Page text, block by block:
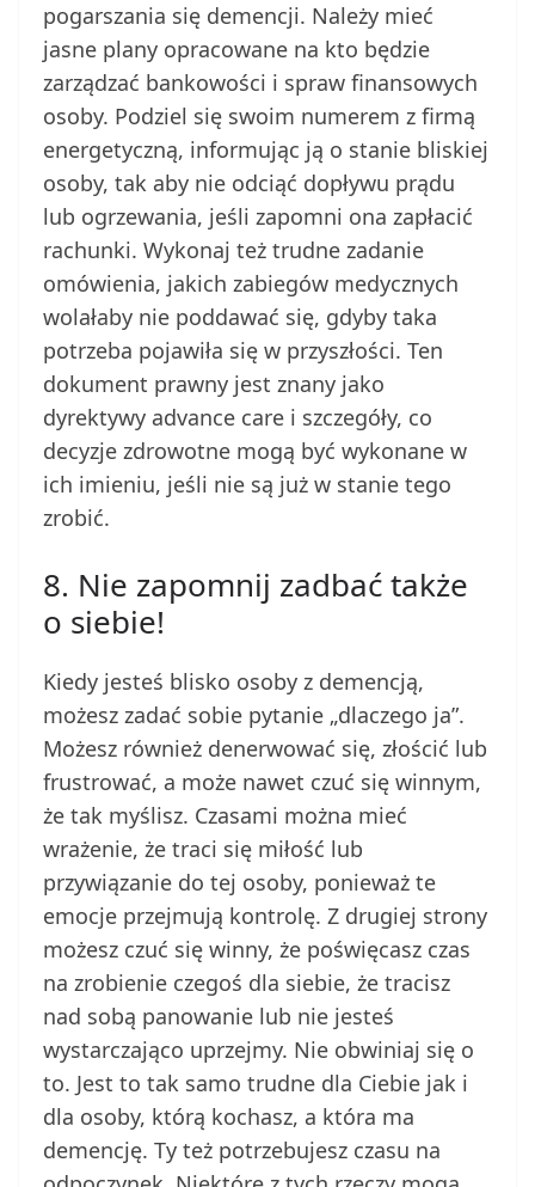
pogarszania się demencji. Należy mieć
jasne plany opracowane na kto będzie
zarządzać bankowości i spraw finansowych
osoby. Podziel się swoim numerem z firmą
energetyczną, informując ją o stanie bliskiej
osoby, tak aby nie odciąć dopływu prądu
lub ogrzewania, jeśli zapomni ona zapłacić
rachunki. Wykonaj też trudne zadanie
omówienia, jakich zabiegów medycznych
wolałaby nie poddawać się, gdyby taka
potrzeba pojawiła się w przyszłości. Ten
dokument prawny jest znany jako
dyrektywy advance care i szczegóły, co
decyzje zdrowotne mogą być wykonane w
ich imieniu, jeśli nie są już w stanie tego
zrobić.
8. Nie zapomnij zadbać także
o siebie!
Kiedy jesteś blisko osoby z demencją,
możesz zadać sobie pytanie „dlaczego ja”.
Możesz również denerwować się, złościć lub
frustrować, a może nawet czuć się winnym,
że tak myślisz. Czasami można mieć
wrażenie, że traci się miłość lub
przywiązanie do tej osoby, ponieważ te
emocje przejmują kontrolę. Z drugiej strony
możesz czuć się winny, że poświęcasz czas
na zrobienie czegoś dla siebie, że tracisz
nad sobą panowanie lub nie jesteś
wystarczająco uprzejmy. Nie obwiniaj się o
to. Jest to tak samo trudne dla Ciebie jak i
dla osoby, którą kochasz, a która ma
demencję. Ty też potrzebujesz czasu na